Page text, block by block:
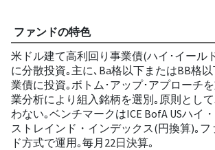
ファンドの特色
米ドル建て高利回り事業債(ハイ･イール
に分散投資｡主に､Ba格以下またはBB格
業債に投資｡ボトム･アップ･アプローチ
業分析により組入銘柄を選別｡原則とし
わない｡ベンチマークはICE BofA USハイ
ストレインド・インデックス(円換算)｡フ
ド方式で運用｡毎月22日決算｡